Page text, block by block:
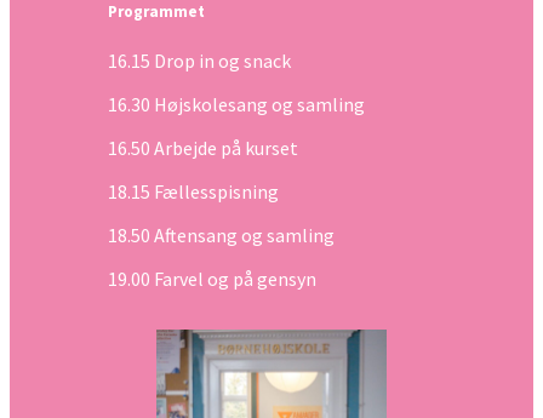
Programmet
16.15 Drop in og snack
16.30 Højskolesang og samling
16.50 Arbejde på kurset
18.15 Fællesspisning
18.50 Aftensang og samling
19.00 Farvel og på gensyn